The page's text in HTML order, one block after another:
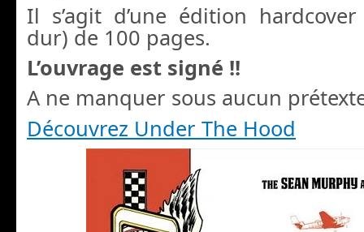
Il s’agit d’une édition
dur) de 100 pages.
L’ouvrage est signé !!
A ne manquer sous aucun
Découvrez Under The Hood